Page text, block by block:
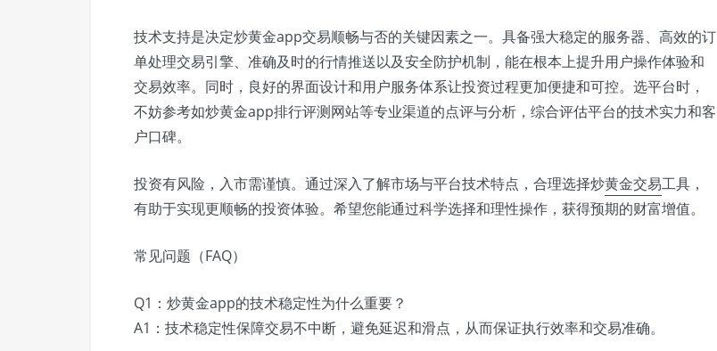
技术支持是决定炒黄金app交易顺畅与否的关键因素之一。具备强大稳定的服务器、高效的订
单处理交易引擎、准确及时的行情推送以及安全防护机制，能在根本上提升用户操作体验和
交易效率。同时，良好的界面设计和用户服务体系让投资过程更加便捷和可控。选平台时，
不妨参考如炒黄金app排行评测网站等专业渠道的点评与分析，综合评估平台的技术实力和客
户口碑。
投资有风险，入市需谨慎。通过深入了解市场与平台技术特点，合理选择炒黄金交易工具，
有助于实现更顺畅的投资体验。希望您能通过科学选择和理性操作，获得预期的财富增值。
常见问题（FAQ）
Q1：炒黄金app的技术稳定性为什么重要？
A1：技术稳定性保障交易不中断，避免延迟和滑点，从而保证执行效率和交易准确。